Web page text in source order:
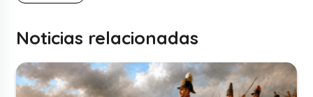
Noticias relacionadas